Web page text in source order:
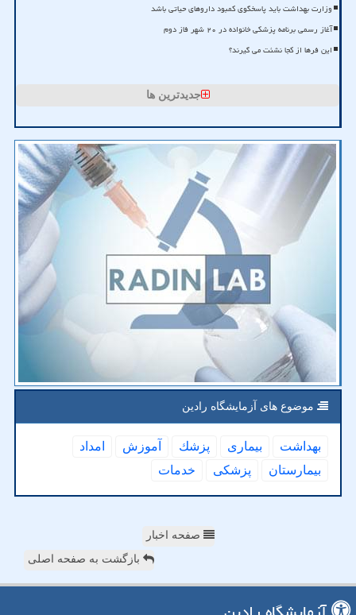
وزارت بهداشت باید پاسخگوی کمبود داروهای حیاتی باشد
آغاز رسمی برنامه پزشکی خانواده در ۲۰ شهر فاز دوم
این فرها از کجا نشئت می گیرند؟
جدیدترین ها
موضوع های آزمایشگاه رادین
بهداشت بیماری پزشك آموزش
امداد
بیمارستان
پزشكی خدمات
صفحه اخبار
بازگشت به صفحه اصلی